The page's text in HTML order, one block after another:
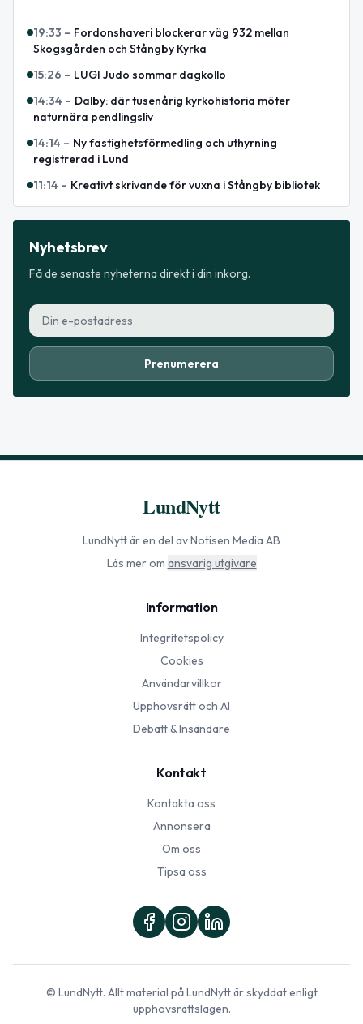
19:33 – Fordonshaveri blockerar väg 932 mellan
Skogsgården och Stångby Kyrka
15:26 – LUGI Judo sommar dagkollo
14:34 – Dalby: där tusenårig kyrkohistoria möter
naturnära pendlingsliv
14:14 – Ny fastighetsförmedling och uthyrning
registrerad i Lund
11:14 – Kreativt skrivande för vuxna i Stångby bibliotek
Nyhetsbrev
Få de senaste nyheterna direkt i din inkorg.
Prenumerera
LundNytt
LundNyttär en del av Notisen Media AB
Läs mer om ansvarig utgivare
Information
Integritetspolicy
Cookies
Användarvillkor
Upphovsrätt och AI
Debatt & Insändare
Kontakt
Kontakta oss
Annonsera
Om oss
Tipsa oss
© LundNytt. Allt material påLundNyttär skyddat enligt
upphovsrättslagen.